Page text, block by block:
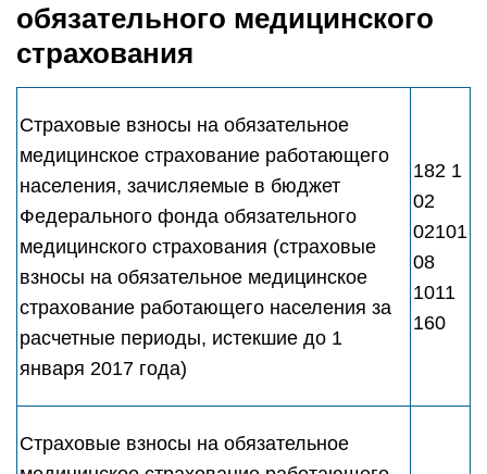
обязательного медицинского
страхования
Страховые взносы на обязательное
медицинское страхование работающего
населения, зачисляемые в бюджет
Федерального фонда обязательного
медицинского страхования (страховые
взносы на обязательное медицинское
страхование работающего населения за
расчетные периоды, истекшие до 1
января 2017 года)
182 1
02
02101
08
1011
160
Страховые взносы на обязательное